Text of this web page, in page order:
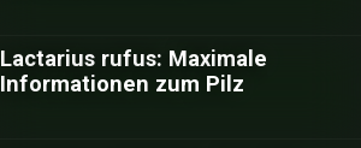
Lactarius rufus: Maximale
Informationen zum Pilz